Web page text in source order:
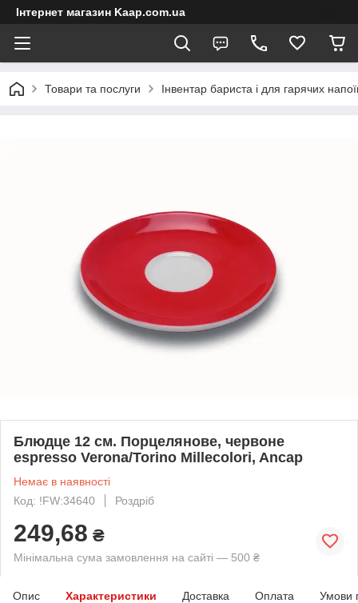
Інтернет магазин Kaap.com.ua
Товари та послуги Інвентар бариста і для гарячих
Блюдце 12 см. Порцелянове, червоне
espresso Verona/Torino Millecolori, Ancap
Немає в наявності
Код: !FW:34640
Роздріб
249,68 ₴
Мінімальна сума замовлення на сайті — 500 ₴
Опис Характеристики Доставка Оплата Умови